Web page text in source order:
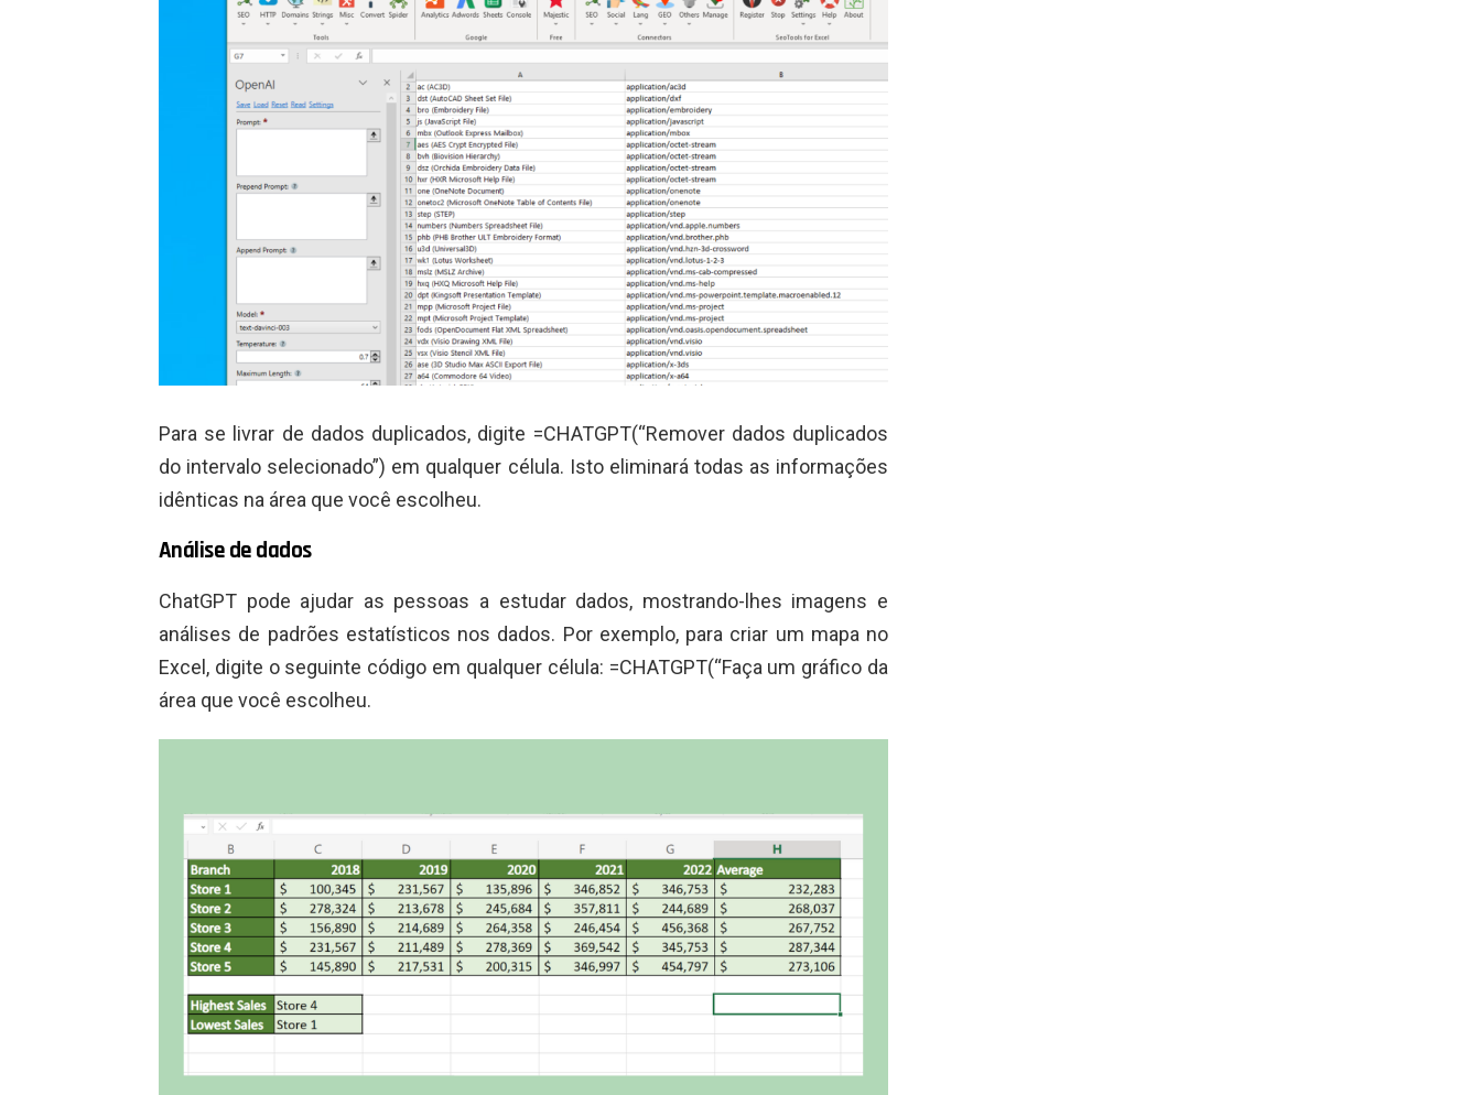
Para se livrar de dados duplicados, digite =CHATGPT(“Remover dados duplicados
do intervalo selecionado”) em qualquer célula. Isto eliminará todas as informações
idênticas na área que você escolheu.
Análise de dados
ChatGPT pode ajudar as pessoas a estudar dados, mostrando-lhes imagens e
análises de padrões estatísticos nos dados. Por exemplo, para criar um mapa no
Excel, digite o seguinte código em qualquer célula: =CHATGPT(“Faça um gráfico da
área que você escolheu.